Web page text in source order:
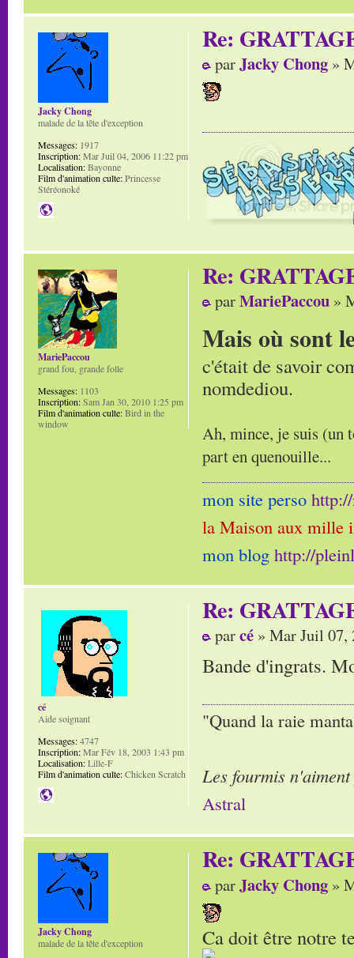
Re:
parJacky Chong »
Jacky Chong
malade de la tête d'exception
Messages: 1917
Inscription:Mar Juil 04, 2006 11:22 pm
Localisation:Bayonne
Film d'animation culte:Princesse
Stéréonoké
Re:
parMariePaccou »
Mais où sont
c'était de savoir
nomdediou.
Ah, mince, je suis (un
part en quenouille...
mon site perso
la Maison aux mille
mon blog http://
MariePaccou
grand fou, grande folle
Messages: 1103
Inscription:Sam Jan 30, 2010 1:25 pm
Film d'animation culte:Bird in the
window
Re:
parcé » Mar Juil 07,
Bande d'ingrats.
"Quand la raie
Les fourmis
Astral
cé
Aide soignant
Messages:4747
Inscription:Mar Fév 18, 2003 1:43 pm
Localisation:Lille-F
Film d'animation culte:Chicken Scratch
Re:
parJacky Chong »
Ca doit être notre
Jacky Chong
malade de la tête d'exception